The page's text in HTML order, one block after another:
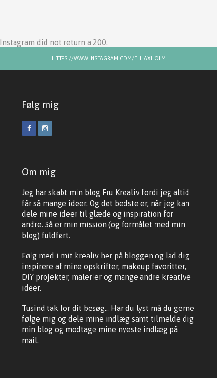
Instagram did not return a 200.
HTTPS://WWW.INSTAGRAM.COM/E_HAXHOLM
Følg mig
Om mig
Jeg har skabt min blog Fru Krealiv fordi jeg altid
får så mange ideer. Og det bedste er, når jeg kan
dele mine ideer til glæde og inspiration for
andre. Så er min mission (og formålet med min
blog) fuldført.
Følg med i mit krealiv her på bloggen og lad dig
inspirere af mine opskrifter, makeup favoritter,
DIY projekter, malerier og mange andre kreative
ideer.
Tusind tak for dit besøg... Har du lyst må du gerne
følge mig og dele mine indlæg samt tilmelde dig
min blog og modtage mine nyeste indlæg på
mail.